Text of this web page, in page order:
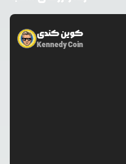
کوین کندی
Kennedy Coin